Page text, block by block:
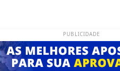
PUBLICIDADE